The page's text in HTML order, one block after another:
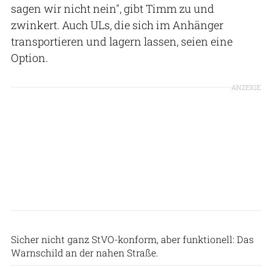
sagen wir nicht nein", gibt Timm zu und
zwinkert. Auch ULs, die sich im Anhänger
transportieren und lagern lassen, seien eine
Option.
ANZEIGE
Sicher nicht ganz StVO-konform, aber funktionell: Das
Warnschild an der nahen Straße.